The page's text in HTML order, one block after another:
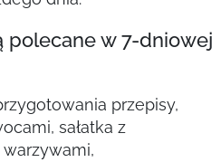
polecane w 7-dniowej
przepisy,
sałatka z